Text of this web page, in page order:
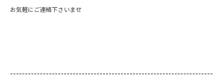
お気軽にご連絡下さいませ
--------------------------------------------------------------------